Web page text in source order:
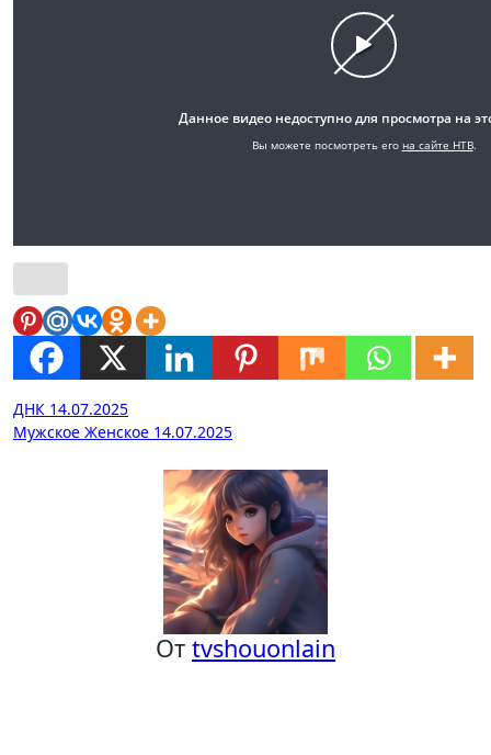
Навигация
по
ДНК 14.07.2025
Мужское Женское 14.07.2025
От tvshouonlain